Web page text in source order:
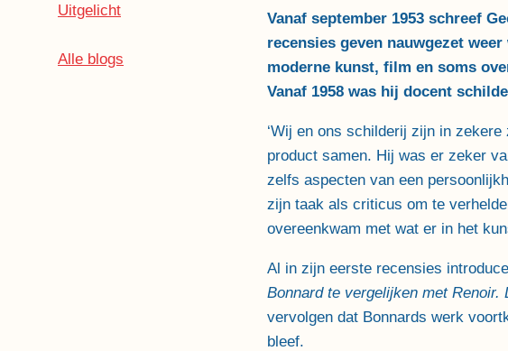
Vanaf september 1953 schreef
recensies geven nauwgezet
moderne kunst, film en soms
Vanaf 1958 was hij docent
‘Wij en ons schilderij zijn in
product samen. Hij was er zeker
zelfs aspecten van een
zijn taak als criticus om te
overeenkwam met wat er in het
Al in zijn eerste recensies
Bonnard te vergelijken met
vervolgen dat Bonnards werk
bleef.
Uitgelicht
Alle blogs